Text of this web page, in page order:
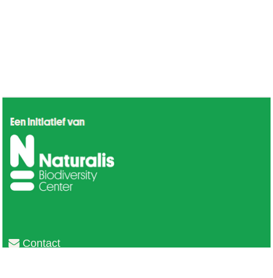
Contact